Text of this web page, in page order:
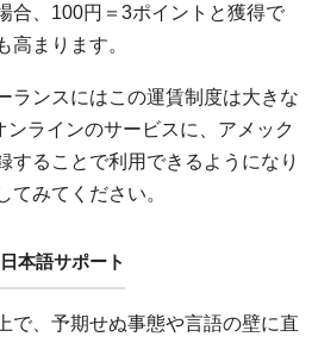
合、100円＝3ポイントと獲得で
高まります。
ランスにはこの運賃制度は大きな
ンラインのサービスに、アメック
することで利用できるようになり
てみてください。
本語サポート
で、予期せぬ事態や言語の壁に直